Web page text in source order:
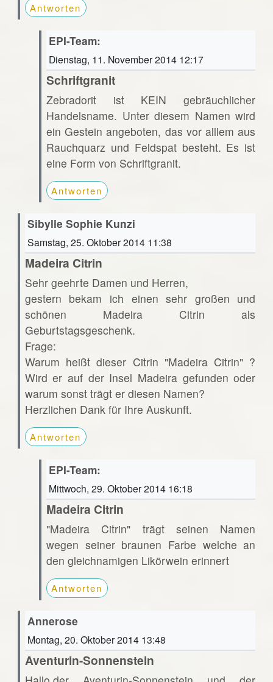
Antworten
EPI-Team:
Dienstag, 11. November 2014 12:17
Schriftgranit
Zebradorit ist KEIN gebräuchlicher
Handelsname. Unter diesem Namen wird
ein Gestein angeboten, das vor alllem aus
Rauchquarz und Feldspat besteht. Es ist
eine Form von Schriftgranit.
Antworten
Sibylle Sophie Kunzi
Samstag, 25. Oktober 2014 11:38
Madeira Citrin
Sehr geehrte Damen und Herren,
gestern bekam ich einen sehr großen und
schönen Madeira Citrin als
Geburtstagsgeschenk.
Frage:
Warum heißt dieser Citrin "Madeira Citrin" ?
Wird er auf der Insel Madeira gefunden oder
warum sonst trägt er diesen Namen?
Herzlichen Dank für Ihre Auskunft.
Antworten
EPI-Team:
Mittwoch, 29. Oktober 2014 16:18
Madeira Citrin
"Madeira Citrin" trägt seinen Namen
wegen seiner braunen Farbe welche an
den gleichnamigen Likörwein erinnert
Antworten
Annerose
Montag, 20. Oktober 2014 13:48
Aventurin-Sonnenstein